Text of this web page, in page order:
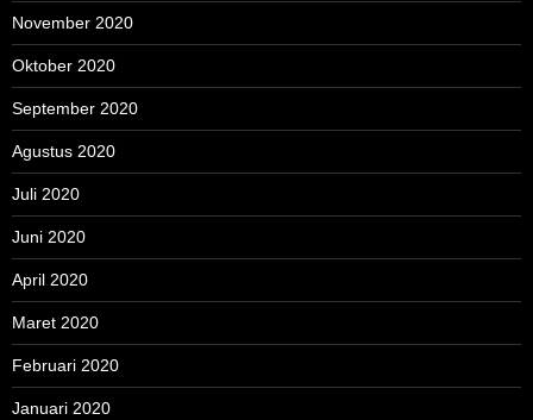
November 2020
Oktober 2020
September 2020
Agustus 2020
Juli 2020
Juni 2020
April 2020
Maret 2020
Februari 2020
Januari 2020